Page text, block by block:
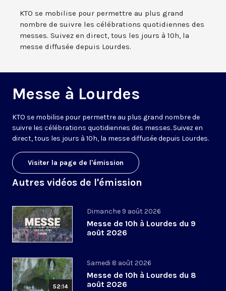
KTO se mobilise pour permettre au plus grand
nombre de suivre les célébrations quotidiennes des
messes. Suivez en direct, tous les jours à 10h, la
messe diffusée depuis Lourdes.
Messe à Lourdes
KTO se mobilise pour permettre au plus grand nombre de
suivre les célébrations quotidiennes des messes. Suivez en
direct, tous les jours à 10h, la messe diffusée depuis Lourdes.
Visiter la page de l'émission
Autres vidéos de l'émission
Dimanche 9 août 2026
Messe de 10h à Lourdes du 9
août 2026
52:14
Samedi 8 août 2026
Messe de 10h à Lourdes du 8
août 2026